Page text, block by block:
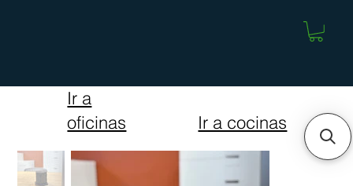
Ir a
oficinas
Ir a cocinas